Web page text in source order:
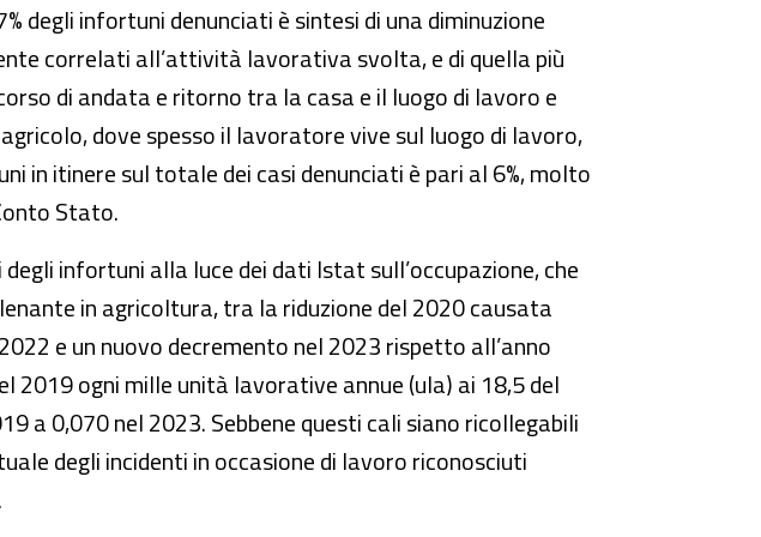
degli infortuni denunciati è sintesi di una diminuzione
correlati all’attività lavorativa svolta, e di quella più
di andata e ritorno tra la casa e il luogo di lavoro e
dove spesso il lavoratore vive sul luogo di lavoro,
in itinere sul totale dei casi denunciati è pari al 6%, molto
Stato.
infortuni alla luce dei dati Istat sull’occupazione, che
in agricoltura, tra la riduzione del 2020 causata
e un nuovo decremento nel 2023 rispetto all’anno
2019 ogni mille unità lavorative annue (ula) ai 18,5 del
a 0,070 nel 2023. Sebbene questi cali siano ricollegabili
degli incidenti in occasione di lavoro riconosciuti